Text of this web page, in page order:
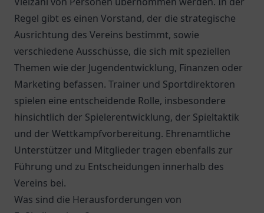
Regel gibt es einen Vorstand, der die strategische
Ausrichtung des Vereins bestimmt, sowie
verschiedene Ausschüsse, die sich mit speziellen
Themen wie der Jugendentwicklung, Finanzen oder
Marketing befassen. Trainer und Sportdirektoren
spielen eine entscheidende Rolle, insbesondere
hinsichtlich der Spielerentwicklung, der Spieltaktik
und der Wettkampfvorbereitung. Ehrenamtliche
Unterstützer und Mitglieder tragen ebenfalls zur
Führung und zu Entscheidungen innerhalb des
Vereins bei.
Was sind die Herausforderungen von